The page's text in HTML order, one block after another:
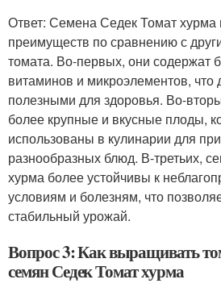
Ответ: Семена Седек Томат
преимуществ по сравнению с
томата. Во-первых, они содержат
витаминов и микроэлементов, что
полезными для здоровья. Во-
более крупные и вкусные плоды,
использованы в кулинарии для
разнообразных блюд. В-третьих,
хурма более устойчивы к
условиям и болезням, что
стабильный урожай.
Вопрос 3: Как выращивать
семян Седек Томат хурма